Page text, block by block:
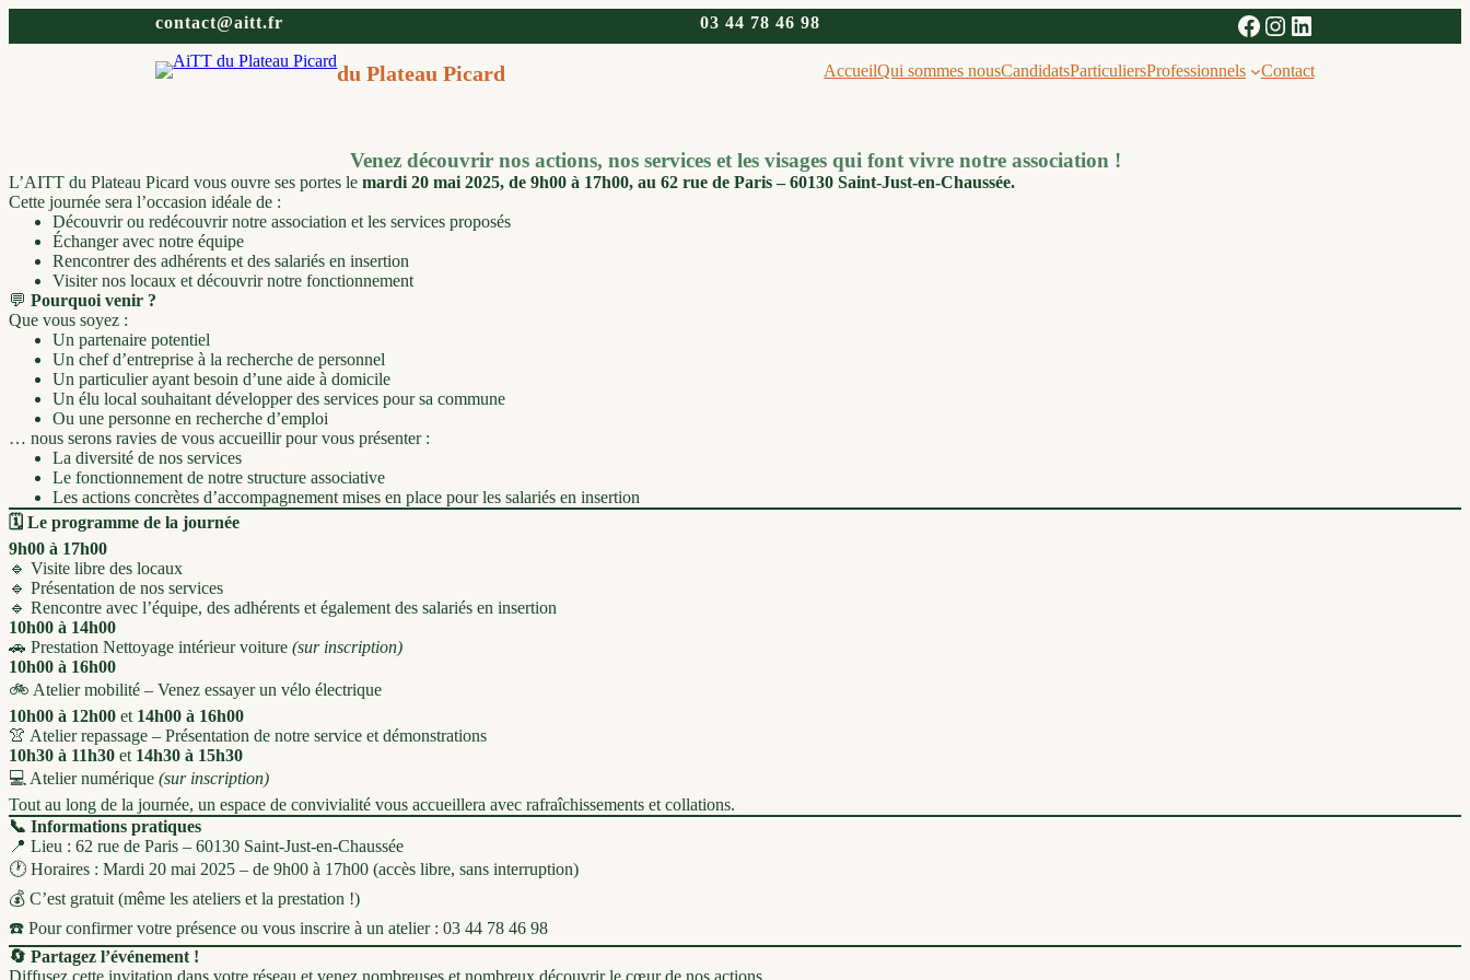
contact@aitt.fr 03 44 78 46 98 Facebook
Instagram
LinkedIn
du Plateau Picard AccueilQui sommes nousCandidatsParticuliersProfessionnels Contact
Venez découvrir nos actions, nos services et les visages qui font vivre notre association !
L’AITT du Plateau Picard vous ouvre ses portes le mardi 20 mai 2025, de 9h00 à 17h00, au 62 rue de Paris – 60130 Saint-Just-en-Chaussée.
Cette journée sera l’occasion idéale de :
Découvrir ou redécouvrir notre association et les services proposés
Échanger avec notre équipe
Rencontrer des adhérents et des salariés en insertion
Visiter nos locaux et découvrir notre fonctionnement
💬 Pourquoi venir ?
Que vous soyez :
Un partenaire potentiel
Un chef d’entreprise à la recherche de personnel
Un particulier ayant besoin d’une aide à domicile
Un élu local souhaitant développer des services pour sa commune
Ou une personne en recherche d’emploi
… nous serons ravies de vous accueillir pour vous présenter :
La diversité de nos services
Le fonctionnement de notre structure associative
Les actions concrètes d’accompagnement mises en place pour les salariés en insertion
🗓️ Le programme de la journée
9h00 à 17h00
🔹 Visite libre des locaux
🔹 Présentation de nos services
🔹 Rencontre avec l’équipe, des adhérents et également des salariés en insertion
10h00 à 14h00
🚗 Prestation Nettoyage intérieur voiture (sur inscription)
10h00 à 16h00
🚲 Atelier mobilité – Venez essayer un vélo électrique
10h00 à 12h00 et 14h00 à 16h00
👚 Atelier repassage – Présentation de notre service et démonstrations
10h30 à 11h30 et 14h30 à 15h30
💻 Atelier numérique (sur inscription)
Tout au long de la journée, un espace de convivialité vous accueillera avec rafraîchissements et collations.
📞 Informations pratiques
📍 Lieu : 62 rue de Paris – 60130 Saint-Just-en-Chaussée
🕐 Horaires : Mardi 20 mai 2025 – de 9h00 à 17h00 (accès libre, sans interruption)
💰 C’est gratuit (même les ateliers et la prestation !)
☎️ Pour confirmer votre présence ou vous inscrire à un atelier : 03 44 78 46 98
🔄 Partagez l’événement !
Diffusez cette invitation dans votre réseau et venez nombreuses et nombreux découvrir le cœur de nos actions.